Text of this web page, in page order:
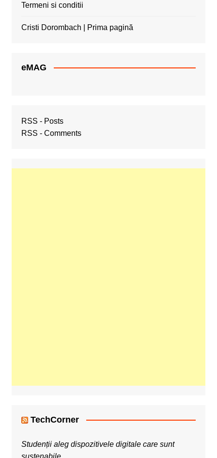
Termeni si conditii
Cristi Dorombach | Prima pagină
eMAG
RSS - Posts
RSS - Comments
TechCorner
Studenții aleg dispozitivele digitale care sunt
sustenabile